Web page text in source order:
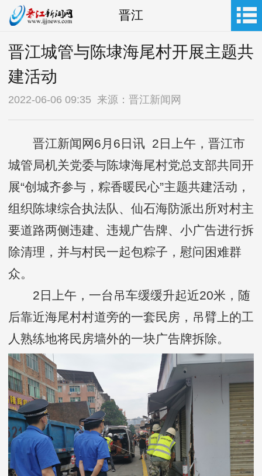
晋江
晋江城管与陈埭海尾村开展主题共
建活动
2022-06-06 09:35 来源：晋江新闻网
晋江新闻网6月6日讯 2日上午，晋江市
城管局机关党委与陈埭海尾村党总支部共同开
展“创城齐参与，粽香暖民心”主题共建活动，
组织陈埭综合执法队、仙石海防派出所对村主
要道路两侧违建、违规广告牌、小广告进行拆
除清理，并与村民一起包粽子，慰问困难群
众。
2日上午，一台吊车缓缓升起近20米，随
后靠近海尾村村道旁的一套民房，吊臂上的工
人熟练地将民房墙外的一块广告牌拆除。